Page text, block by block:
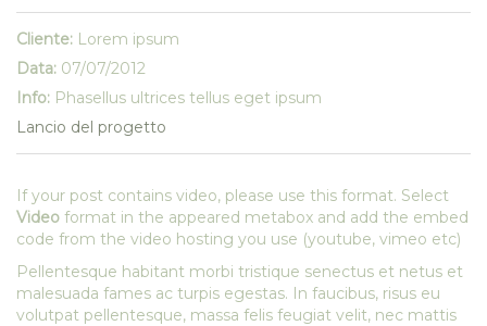
Cliente: Lorem ipsum
Data: 07/07/2012
Info: Phasellus ultrices tellus eget ipsum
Lancio del progetto
If your post contains video, please use this format. Select
Video format in the appeared metabox and add the embed
code from the video hosting you use (youtube, vimeo etc)
Pellentesque habitant morbi tristique senectus et netus et
malesuada fames ac turpis egestas. In faucibus, risus eu
volutpat pellentesque, massa felis feugiat velit, nec mattis